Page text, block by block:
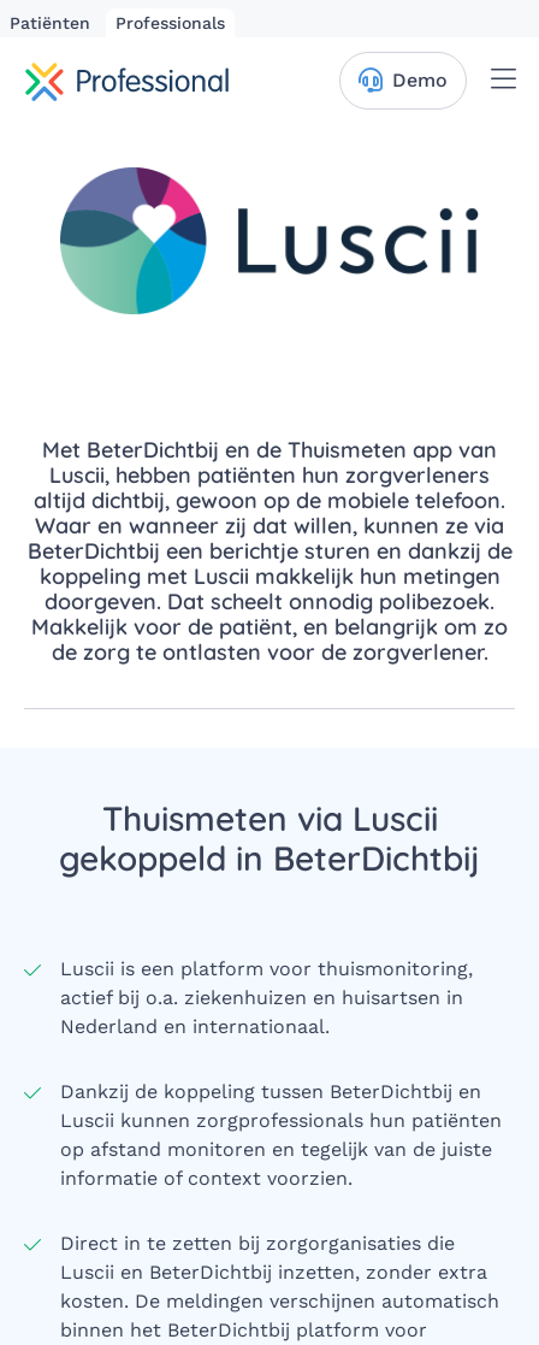
Patiënten Professionals
Demo
Met BeterDichtbij en de Thuismeten app van
Luscii, hebben patiënten hun zorgverleners
altijd dichtbij, gewoon op de mobiele telefoon.
Waar en wanneer zij dat willen, kunnen ze via
BeterDichtbij een berichtje sturen en dankzij de
koppeling met Luscii makkelijk hun metingen
doorgeven. Dat scheelt onnodig polibezoek.
Makkelijk voor de patiënt, en belangrijk om zo
de zorg te ontlasten voor de zorgverlener.
Thuismeten via Luscii
gekoppeld in BeterDichtbij
Luscii is een platform voor thuismonitoring,
actief bij o.a. ziekenhuizen en huisartsen in
Nederland en internationaal.
Dankzij de koppeling tussen BeterDichtbij en
Luscii kunnen zorgprofessionals hun patiënten
op afstand monitoren en tegelijk van de juiste
informatie of context voorzien.
Direct in te zetten bij zorgorganisaties die
Luscii en BeterDichtbij inzetten, zonder extra
kosten. De meldingen verschijnen automatisch
binnen het BeterDichtbij platform voor